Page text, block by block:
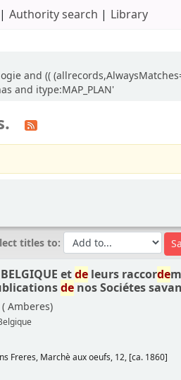
Authority search Library
and ((
and itype:MAP_PLAN'
titles to:
etde leurs raccorde
denos Sociétes
Amberes)
Freres, Marchè aux oeufs, 12, [ca. 1860]